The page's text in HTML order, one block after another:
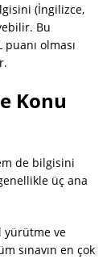
(İngilizce,
Bu
olması
Konu
de bilgisini
üç ana
yürütme ve
sınavın en çok